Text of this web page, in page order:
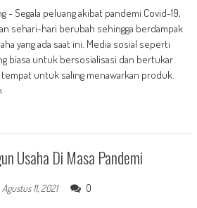
- Segala peluang akibat pandemi Covid-19,
sehari-hari berubah sehingga berdampak
yang ada saat ini. Media sosial seperti
biasa untuk bersosialisasi dan bertukar
untuk saling menawarkan produk.
Usaha Di Masa Pandemi
Agustus 11, 2021 0